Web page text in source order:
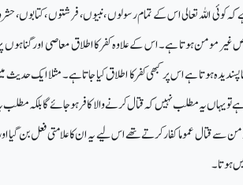
اللہ تعالی اس کے تمام رسولوں ، نبیوں ، فرشتوں ، کتابوں ، حشر
مومن ہوتا ہے ۔اس کے علاوہ کفر کا اطلاق معاصی اور گناہوں
ہوتا ہے اس پر کبھی کفر کا اطلاق کیا جاتا ہے ۔ مثلا ایک حدیث
تو یہاں یہ مطلب نہیں کہ قتال کرنے والا کافر ہو جائے گا بلکہ
قتال عموما کفار کرتے تھے اس لیے یہ ان کا علامتی فعل بن گیا اور
ہوتا ۔